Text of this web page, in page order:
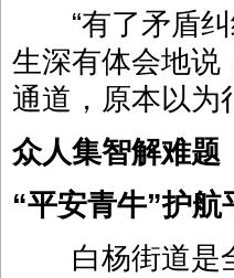
“有了矛盾纠
生深有体会地说
通道，原本以为
众人集智解难题
“平安青牛”护航
白杨街道是全